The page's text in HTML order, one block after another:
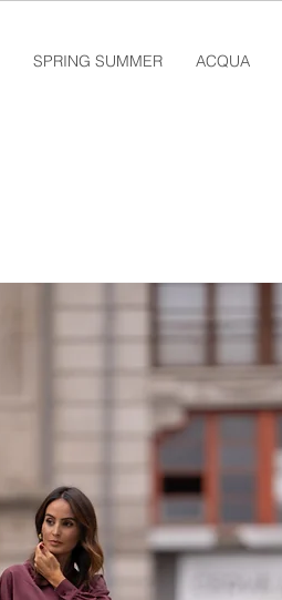
SPRING SUMMER ACQUA